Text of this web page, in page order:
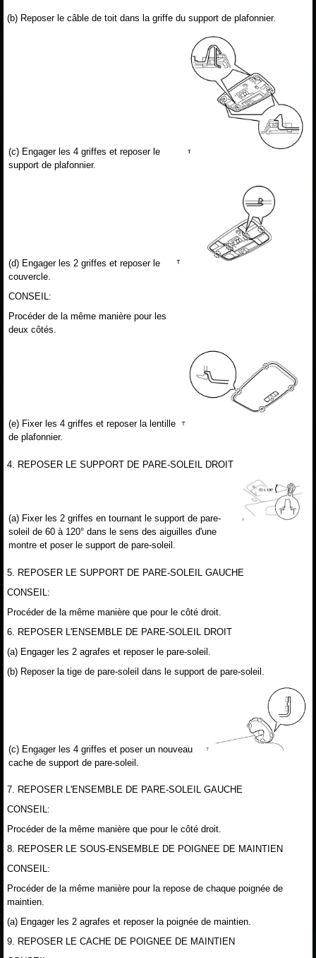
(b) Reposer le câble de toit dans la griffe du support de plafonnier.
(c) Engager les 4 griffes et reposer le
support de plafonnier.
(d) Engager les 2 griffes et reposer le
couvercle.
CONSEIL:
Procéder de la même manière pour les
deux côtés.
(e) Fixer les 4 griffes et reposer la lentille
de plafonnier.
4. REPOSER LE SUPPORT DE PARE-SOLEIL DROIT
(a) Fixer les 2 griffes en tournant le support de pare-
soleil de 60 à 120° dans le sens des aiguilles d'une
montre et poser le support de pare-soleil.
5. REPOSER LE SUPPORT DE PARE-SOLEIL GAUCHE
CONSEIL:
Procéder de la même manière que pour le côté droit.
6. REPOSER L'ENSEMBLE DE PARE-SOLEIL DROIT
(a) Engager les 2 agrafes et reposer le pare-soleil.
(b) Reposer la tige de pare-soleil dans le support de pare-soleil.
(c) Engager les 4 griffes et poser un nouveau
cache de support de pare-soleil.
7. REPOSER L'ENSEMBLE DE PARE-SOLEIL GAUCHE
CONSEIL:
Procéder de la même manière que pour le côté droit.
8. REPOSER LE SOUS-ENSEMBLE DE POIGNEE DE MAINTIEN
CONSEIL:
Procéder de la même manière pour la repose de chaque poignée de
maintien.
(a) Engager les 2 agrafes et reposer la poignée de maintien.
9. REPOSER LE CACHE DE POIGNEE DE MAINTIEN